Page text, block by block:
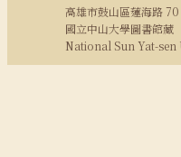
高雄市鼓山區蓮海路
國立中山大學圖書館藏
National Sun Yat-